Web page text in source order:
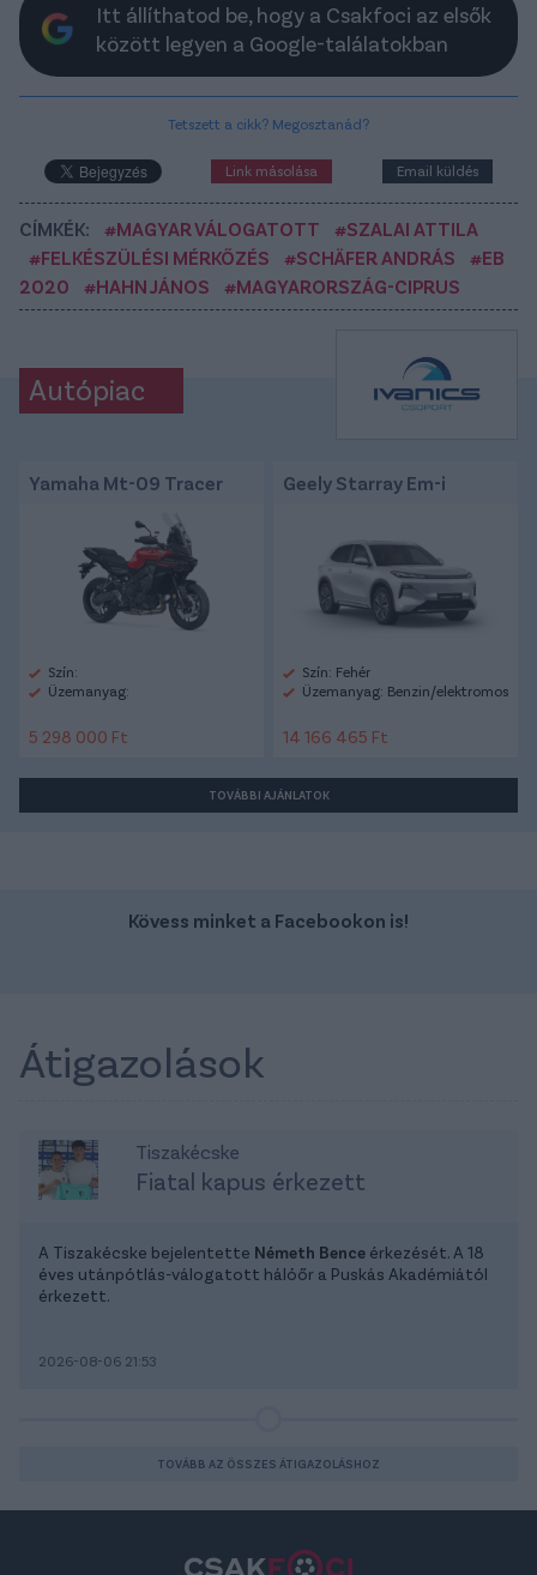
Itt állíthatod be, hogy a Csakfoci az elsők
között legyen a Google-találatokban
Tetszett a cikk? Megosztanád?
Link másolása Email küldés
CÍMKÉK: #MAGYAR VÁLOGATOTT
#SZALAI ATTILA
#FELKÉSZÜLÉSI MÉRKŐZÉS
#SCHÄFER ANDRÁS
#EB
2020
#HAHN JÁNOS #MAGYARORSZÁG-CIPRUS
Autópiac
Yamaha Mt-09 Tracer
Szín:
Üzemanyag:
5 298 000 Ft
Geely Starray Em-i
Szín: Fehér
Üzemanyag: Benzin/elektromos
14 166 465 Ft
TOVÁBBI AJÁNLATOK
Kövess minket a Facebookon is!
Átigazolások
Tiszakécske
Fiatal kapus érkezett
A Tiszakécske bejelentette Németh Bence érkezését. A 18
éves utánpótlás-válogatott hálóőr a Puskás Akadémiától
érkezett.
2026-08-06 21:53
TOVÁBB AZ ÖSSZES ÁTIGAZOLÁSHOZ